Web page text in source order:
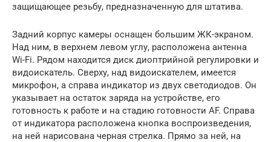
защищающее резьбу, предназначенную для штатива.
Задний корпус камеры оснащен большим ЖК-экраном.
Над ним, в верхнем левом углу, расположена антенна
Wi-Fi. Рядом находится диск диоптрийной регулировки и
видоискатель. Сверху, над видоискателем, имеется
микрофон, а справа индикатор из двух светодиодов. Он
указывает на остаток заряда на устройстве, его
готовность к работе и на стадию готовности AF. Справа
от индикатора расположена кнопка воспроизведения,
на ней нарисована черная стрелка. Прямо за ней, на